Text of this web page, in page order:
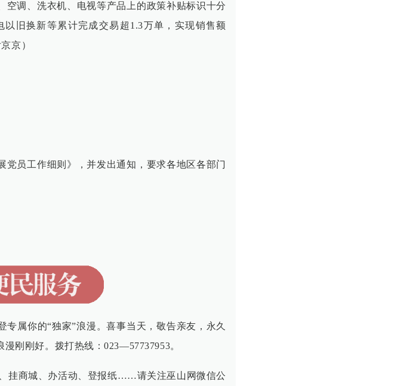
调、洗衣机、电视等产品上的政策补贴标识十分
旧换新等累计完成交易超1.3万单，实现销售额
京）
员工作细则》，并发出通知，要求各地区各部门
属你的“独家”浪漫。喜事当天，敬告亲友，永久
刚刚好。拨打热线：023—57737953。
挂商城、办活动、登报纸……请关注巫山网微信公